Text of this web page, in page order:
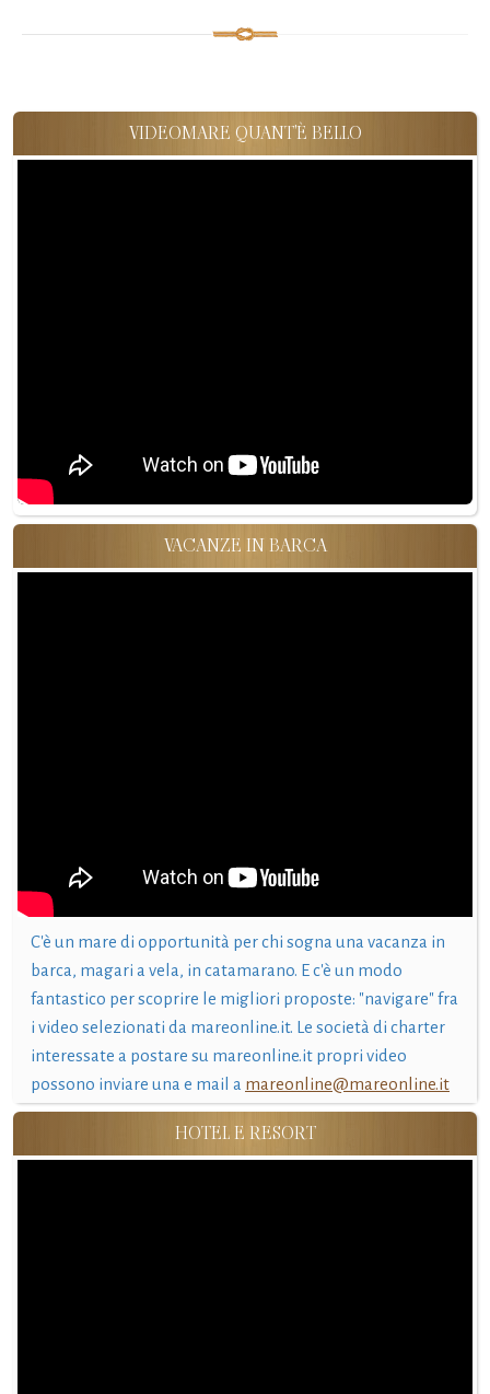
VIDEOMARE QUANT'È BELLO
VACANZE IN BARCA
C'è un mare di opportunità per chi sogna una vacanza in
barca, magari a vela, in catamarano. E c'è un modo
fantastico per scoprire le migliori proposte: "navigare" fra
i video selezionati da mareonline.it. Le società di charter
interessate a postare su mareonline.it propri video
possono inviare una e mail a mareonline@mareonline.it
HOTEL E RESORT